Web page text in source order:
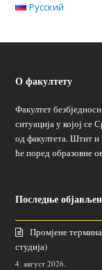
Русский
О факултету
Факултет
ситуација у којој се
од факултета. Штит и
ће поред образовне
Последње
Промјене
студија)
4. август 2026.